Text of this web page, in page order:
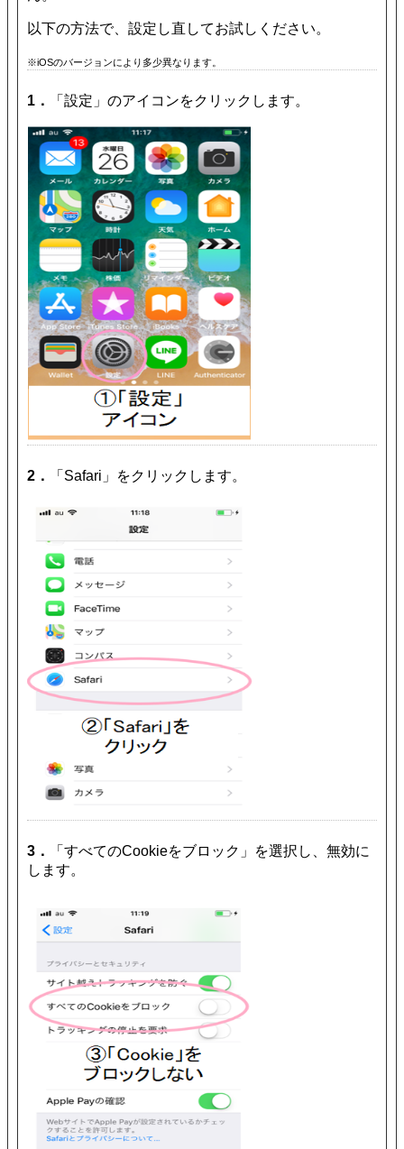
以下の方法で、設定し直してお試しください。
※iOSのバージョンにより多少異なります。
1． 「設定」のアイコンをクリックします。
2． 「Safari」をクリックします。
3．
「すべてのCookieをブロック」を選択し、無効に
します。